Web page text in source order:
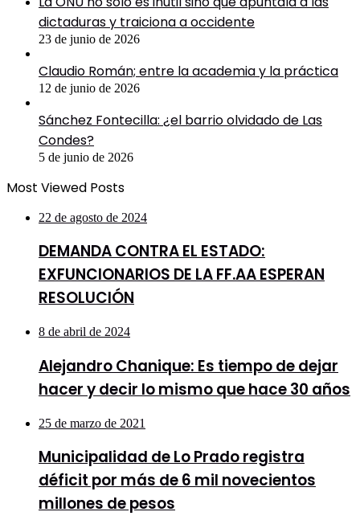
dictaduras y traiciona a occidente
23 de junio de 2026
Claudio Román; entre la academia y la práctica
12 de junio de 2026
Sánchez Fontecilla: ¿el barrio olvidado de Las
Condes?
5 de junio de 2026
Most Viewed Posts
22 de agosto de 2024
DEMANDA CONTRA EL ESTADO:
EXFUNCIONARIOS DE LA FF.AA ESPERAN
RESOLUCIÓN
8 de abril de 2024
Alejandro Chanique: Es tiempo de dejar
hacer y decir lo mismo que hace 30 años
25 de marzo de 2021
Municipalidad de Lo Prado registra
déficit por más de 6 mil novecientos
millones de pesos